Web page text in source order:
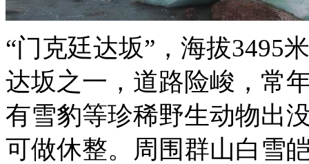
“门克廷达坂”，海拔3495
达坂之一，道路险峻，常
有雪豹等珍稀野生动物出
可做休整。周围群山白雪